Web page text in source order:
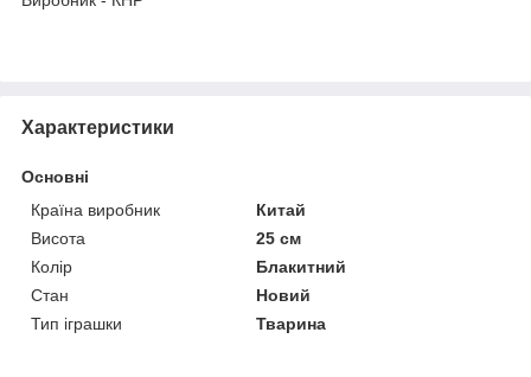
Характеристики
Основні
Країна виробник
Китай
Висота
25 см
Колір
Блакитний
Стан
Новий
Тип іграшки
Тварина